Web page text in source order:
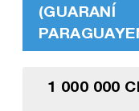
(GUARANÍ
1 000 000